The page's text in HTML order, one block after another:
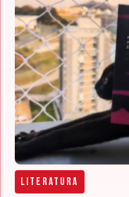
Literatura